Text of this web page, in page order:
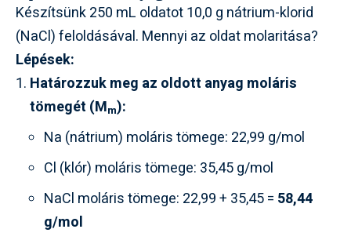
Készítsünk 250 mL oldatot 10,0 g nátrium-klorid
(NaCl) feloldásával. Mennyi az oldat molaritása?
Lépések:
Határozzuk meg az oldott anyag moláris
tömegét (Mm):
Na (nátrium) moláris tömege: 22,99 g/mol
Cl (klór) moláris tömege: 35,45 g/mol
NaCl moláris tömege: 22,99 + 35,45 = 58,44
g/mol